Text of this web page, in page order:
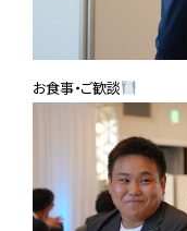
お食事・ご歓談